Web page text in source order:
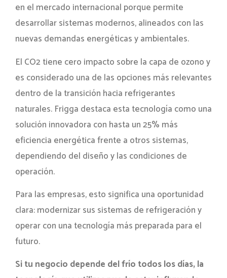
en el mercado internacional porque permite
desarrollar sistemas modernos, alineados con las
nuevas demandas energéticas y ambientales.
El CO2 tiene cero impacto sobre la capa de ozono y
es considerado una de las opciones más relevantes
dentro de la transición hacia refrigerantes
naturales. Frigga destaca esta tecnología como una
solución innovadora con hasta un 25% más
eficiencia energética frente a otros sistemas,
dependiendo del diseño y las condiciones de
operación.
Para las empresas, esto significa una oportunidad
clara: modernizar sus sistemas de refrigeración y
operar con una tecnología más preparada para el
futuro.
Si tu negocio depende del frío todos los días, la